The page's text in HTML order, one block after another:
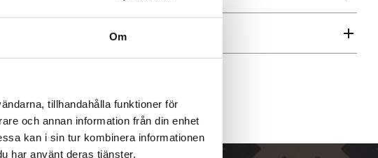
Om
tillhandahålla funktioner för
och annan information från din enhet
kan i sin tur kombinera informationen
har använt deras tjänster.